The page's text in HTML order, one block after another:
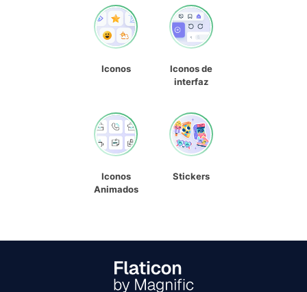
Iconos
Iconos de
interfaz
Iconos
Animados
Stickers